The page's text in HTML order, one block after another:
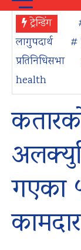
ट्रेन्डिंग
लागुपदार्थ
#
प्रतिनिधिसभा
health
गएका